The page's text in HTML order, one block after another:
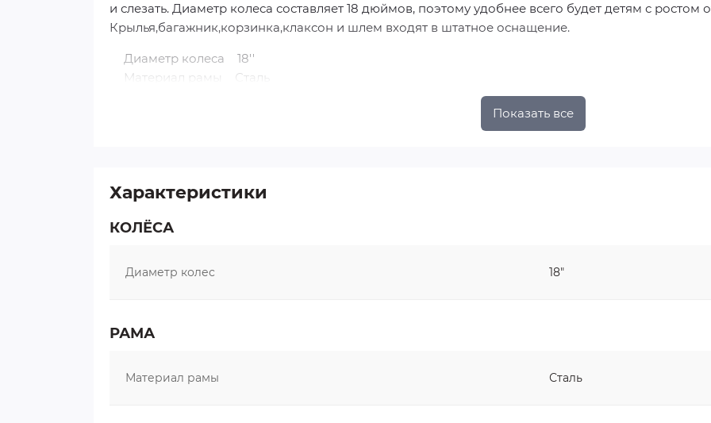
и слезать. Диаметр колеса составляет 18 дюймов, поэтому удобнее всего будет детям с ростом
Крылья,багажник,корзинка,клаксон и шлем входят в штатное оснащение.
Диаметр колеса 18''
Материал рамы Сталь
Защита А-тип
Наименование ободов алюминиевые
характеристикам, предложите его оценить будущему владельцу: ребенку важно чувствовать
Показать все
Характеристики
КОЛЁСА
Диаметр колес 18"
РАМА
Материал рамы Сталь